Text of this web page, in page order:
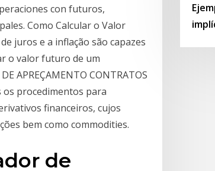
con futuros,
Como Calcular o Valor
juros e a inflação são capazes
o valor futuro de um
APREÇAMENTO CONTRATOS
os procedimentos para
financeiros, cujos
bem como commodities.
de